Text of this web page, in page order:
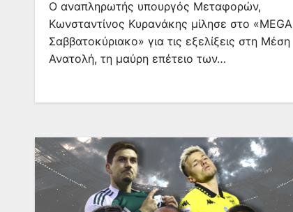
Ο αναπληρωτής υπουργός Μεταφορών,
Κωνσταντίνος Κυρανάκης μίλησε στο «MEGA
Σαββατοκύριακο» για τις εξελίξεις στη Μέση
Ανατολή, τη μαύρη επέτειο των…